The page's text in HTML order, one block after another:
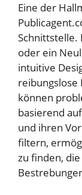
Eine der
Schnittstelle.
oder ein
intuitive
können
basierend
und ihren
filtern,
zu finden,